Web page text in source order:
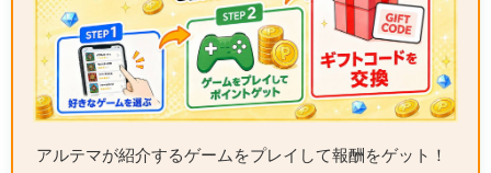
アルテマが紹介するゲームをプレイして報酬をゲット！